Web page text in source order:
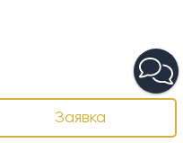
Заявка